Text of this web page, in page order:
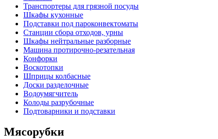
Транспортеры для грязной посуды
Шкафы кухонные
Подставки под пароконвектоматы
Станции сбора отходов, урны
Шкафы нейтральные разборные
Машина протирочно-резательная
Конфорки
Воскотопки
Шприцы колбасные
Доски разделочные
Водоумягчитель
Колоды разрубочные
Подтоварники и подставки
Мясорубки